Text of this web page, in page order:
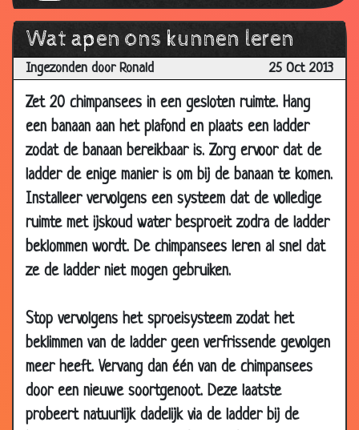
Wat apen ons kunnen leren
Ingezonden door Ronald 25 Oct 2013
Zet 20 chimpansees in een gesloten ruimte. Hang
een banaan aan het plafond en plaats een ladder
zodat de banaan bereikbaar is. Zorg ervoor dat de
ladder de enige manier is om bij de banaan te komen.
Installeer vervolgens een systeem dat de volledige
ruimte met ijskoud water besproeit zodra de ladder
beklommen wordt. De chimpansees leren al snel dat
ze de ladder niet mogen gebruiken.
Stop vervolgens het sproeisysteem zodat het
beklimmen van de ladder geen verfrissende gevolgen
meer heeft. Vervang dan één van de chimpansees
door een nieuwe soortgenoot. Deze laatste
probeert natuurlijk dadelijk via de ladder bij de
2019
13 Mar
2019
De kapper
11 Mar
2019
Freek de Jonge - Rampeninstructies 1.48
13 Feb
2019
Herman Finkers - Piet 4.76
02 Feb
2019
Brexit 2.99
31 Jan
2019
Radiator 3.17
01 Jan
Gelukkig nieuwjaar
01 Jan
2019
Gelukkig nieuwjaar
12 Dec
2018
Evert Kwok - Even sparren 3.09
07 Dec
Evert Kwok - Wijzen uit het oosten